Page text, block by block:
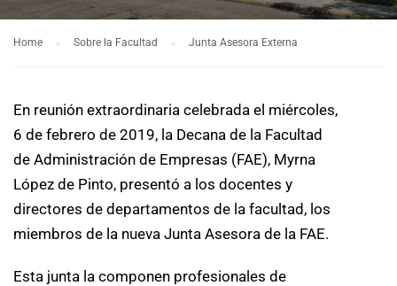
Home Sobre la Facultad Junta Asesora Externa
En reunión extraordinaria celebrada el miércoles,
6 de febrero de 2019, la Decana de la Facultad
de Administración de Empresas (FAE), Myrna
López de Pinto, presentó a los docentes y
directores de departamentos de la facultad, los
miembros de la nueva Junta Asesora de la FAE.
Esta junta la componen profesionales de